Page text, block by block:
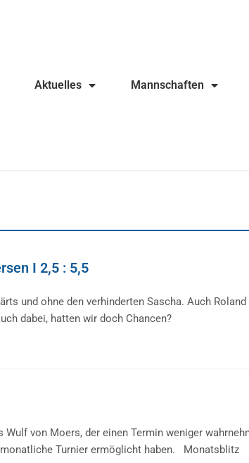
Aktuelles Mannschaften
I 2,5 : 5,5
und ohne den verhinderten Sascha. Auch
dabei, hatten wir doch Chancen?
von Moers, der einen Termin weniger
Turnier ermöglicht haben. Monatsblitz